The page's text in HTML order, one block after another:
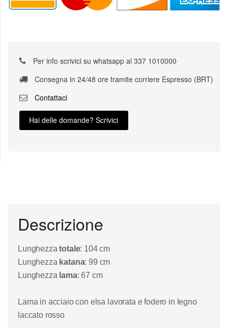
Per info scrivici su whatsapp al 337 1010000
Consegna in 24/48 ore tramite corriere Espresso (BRT)
Contattaci
Hai delle domande? Scrivici
Descrizione
Lunghezzatotale: 104 cm
Lunghezza katana: 99 cm
Lunghezza lama: 67 cm
Lama in acciaio con elsa lavorata e fodero in legno
laccato rosso